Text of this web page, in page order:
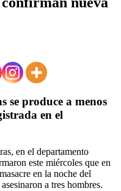
se produce a menos
en el
en el departamento
este miércoles que en
en la noche del
a tres hombres.